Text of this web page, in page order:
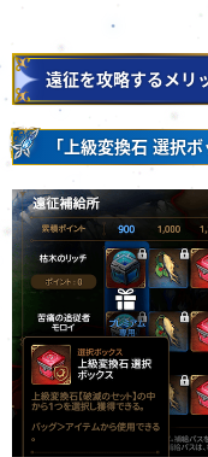
遠征を攻略するメリ
「上級変換石 選択